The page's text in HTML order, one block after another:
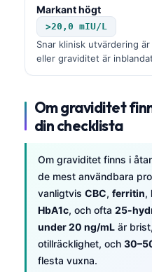
Markant högt
>20,0 mIU/L
Snar klinisk utvärdering
eller graviditet är
Om graviditet
din checklista
Om graviditet finns i
de mest användbara
vanligtvis CBC, ferritin,
HbA1c, och ofta 25-
under 20 ng/mL är brist,
otillräcklighet, och
flesta vuxna.
Українська
O‘zbekcha
Català
Қазақ тілі
Suomi
Slovenčina
پښتو
سنڌي
සිංහල
অসমীয়া